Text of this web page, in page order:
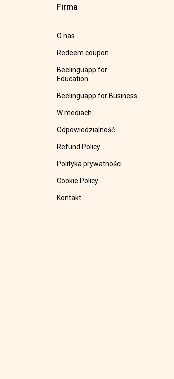
Firma
O nas
Redeem coupon
Beelinguapp for
Education
Beelinguapp for Business
W mediach
Odpowiedzialność
Refund Policy
Polityka prywatności
Cookie Policy
Kontakt